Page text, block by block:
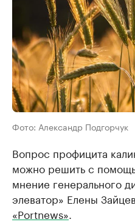
Фото: Александр Подгорчук
Вопрос профицита
можно решить с
мнение генерального
элеватор» Елены
«Portnews»